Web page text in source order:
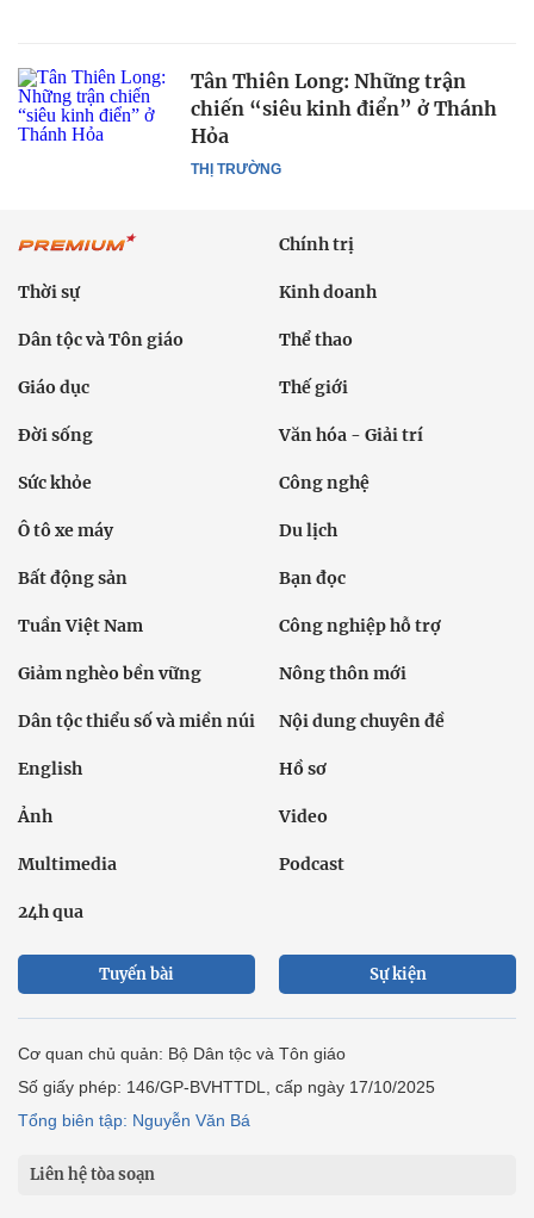
THỊ TRƯỜNG
Tân Thiên Long: Những trận
chiến “siêu kinh điển” ở Thánh
Hỏa
Chính trị
Thời sự Kinh doanh
Dân tộc và Tôn giáo Thể thao
Giáo dục Thế giới
Đời sống Văn hóa - Giải trí
Sức khỏe Công nghệ
Ô tô xe máy Du lịch
Bất động sản Bạn đọc
Tuần Việt Nam Công nghiệp hỗ trợ
Giảm nghèo bền vững Nông thôn mới
Dân tộc thiểu số và miền núi Nội dung chuyên đề
English Hồ sơ
Ảnh Video
Multimedia Podcast
24h qua
Tuyến bài Sự kiện
Cơ quan chủ quản: Bộ Dân tộc và Tôn giáo
Số giấy phép: 146/GP-BVHTTDL, cấp ngày 17/10/2025
Tổng biên tập: Nguyễn Văn Bá
Liên hệ tòa soạn